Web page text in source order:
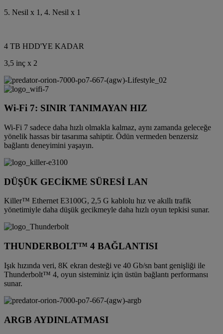
5. Nesil x 1, 4. Nesil x 1
4 TB HDD'YE KADAR
3,5 inç x 2
Wi-Fi 7: SINIR TANIMAYAN HIZ
Wi-Fi 7 sadece daha hızlı olmakla kalmaz, aynı zamanda geleceğe
yönelik hassas bir tasarıma sahiptir. Ödün vermeden benzersiz
bağlantı deneyimini yaşayın.
DÜŞÜK GECİKME SÜRESİ LAN
Killer™ Ethernet E3100G, 2,5 G kablolu hız ve akıllı trafik
yönetimiyle daha düşük gecikmeyle daha hızlı oyun tepkisi sunar.
THUNDERBOLT™ 4 BAĞLANTISI
Işık hızında veri, 8K ekran desteği ve 40 Gb/sn bant genişliği ile
Thunderbolt™ 4, oyun sisteminiz için üstün bağlantı performansı
sunar.
ARGB AYDINLATMASI